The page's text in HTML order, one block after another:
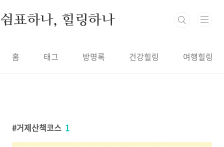
쉼표하나, 힐링하나
홈 태그 방명록 건강힐링 여행힐링
거제산책코스 1